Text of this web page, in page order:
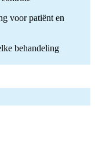
voor patiënt en
behandeling